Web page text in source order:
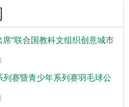
“联合国教科文组织创意城市
列赛暨青少年系列赛羽毛球公